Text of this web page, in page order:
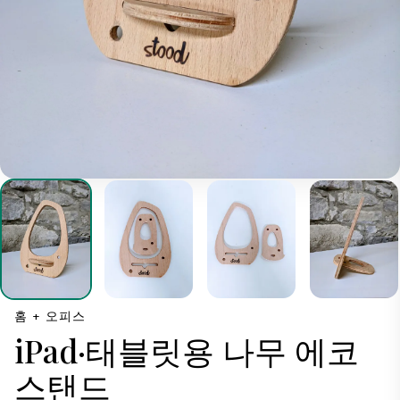
홈 + 오피스
iPad·태블릿용 나무 에코
스탠드